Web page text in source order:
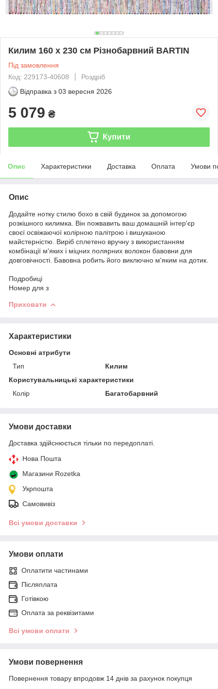
Килим 160 x 230 см Різнобарвний BARTIN
Під замовлення
Код: 229173-40608
Роздріб
Відправка з 03 вересня 2026
5 079 ₴
Купити
Опис Характеристики Доставка Оплата Умови
Опис
Додайте нотку стилю бохо в свій будинок за допомогою
розкішного килимка. Він пожвавить ваш домашній інтер'єр
своєї освіжаючої колірною палітрою і вишуканою
майстерністю. Виріб сплетено вручну з використанням
комбінації м'яких і міцних полярних волокон бавовни для
довговічності. Бавовна робить його виключно м'яким на дотик.
Подробиці
Номер для з
Приховати
Характеристики
Основні атрибути
Тип
Килим
Користувальницькі характеристики
Колір
Багатобарвний
Умови доставки
Доставка здійснюється тільки по передоплаті.
Нова Пошта
Магазини Rozetka
Укрпошта
Самовивіз
Всі умови доставки
Умови оплати
Оплатити частинами
Післяплата
Готівкою
Оплата за реквізитами
Всі умови оплати
Умови повернення
Повернення товару впродовж 14 днів за рахунок покупця